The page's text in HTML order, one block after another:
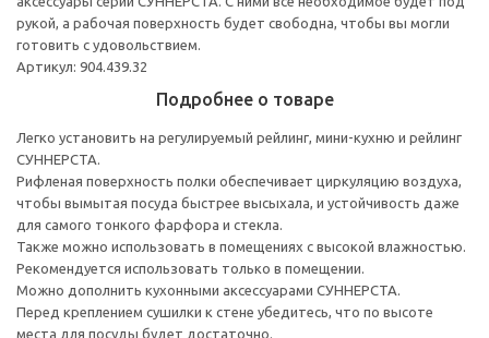
рукой, а рабочая поверхность будет свободна, чтобы вы могли
готовить с удовольствием.
Артикул: 904.439.32
Подробнее о товаре
Легко установить на регулируемый рейлинг, мини-кухню и рейлинг
СУННЕРСТА.
Рифленая поверхность полки обеспечивает циркуляцию воздуха,
чтобы вымытая посуда быстрее высыхала, и устойчивость даже
для самого тонкого фарфора и стекла.
Также можно использовать в помещениях с высокой влажностью.
Рекомендуется использовать только в помещении.
Можно дополнить кухонными аксессуарами СУННЕРСТА.
Перед креплением сушилки к стене убедитесь, что по высоте
места для посуды будет достаточно.